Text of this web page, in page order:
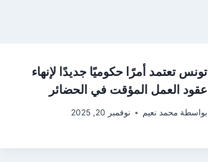
تونس تعتمد أمرًا حكوميًا جديدًا لإنهاء
عقود العمل المؤقت في الحضائر
بواسطة محمد نعيم نوفمبر 20, 2025